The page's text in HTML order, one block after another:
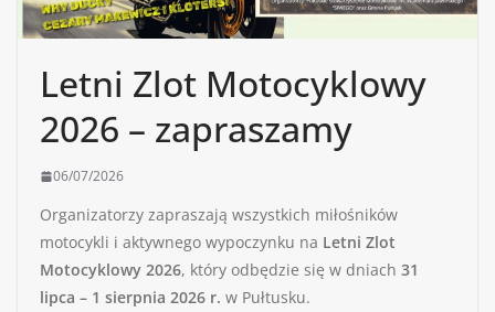
Letni Zlot Motocyklowy
2026 – zapraszamy
06/07/2026
Organizatorzy zapraszają wszystkich miłośników
motocykli i aktywnego wypoczynku na Letni Zlot
Motocyklowy 2026, który odbędzie się w dniach 31
lipca – 1 sierpnia 2026 r. w Pułtusku.